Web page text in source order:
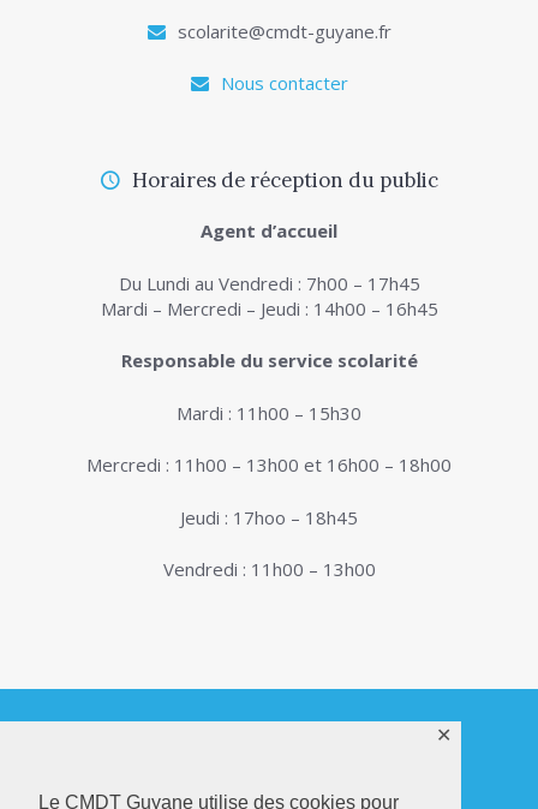
Le CMDT Guyane utilise des cookies pour
✕
scolarite@cmdt-guyane.fr
Nous contacter
Horaires de réception du public
Agent d’accueil
Du Lundi au Vendredi : 7h00 – 17h45
Mardi – Mercredi – Jeudi : 14h00 – 16h45
Responsable du service scolarité
Mardi : 11h00 – 15h30
Mercredi : 11h00 – 13h00 et 16h00 – 18h00
Jeudi : 17hoo – 18h45
Vendredi : 11h00 – 13h00
Théâtre de Guyane . Tous droits réservés - Site